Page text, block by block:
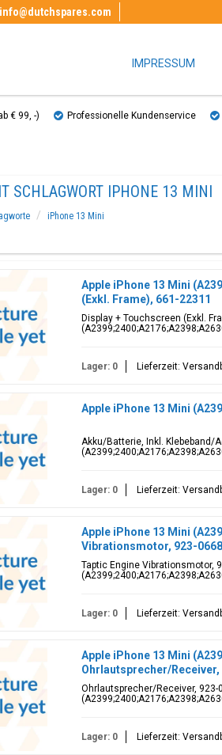
info@dutchspares.com
IMPRESSUM
€ 99, ​​-) Professionelle Kundenservice
SCHLAGWORT IPHONE 13 MINI
iPhone 13 Mini
Apple iPhone 13 Mini
(Exkl. Frame), 661-22311
Display + Touchscreen (Exkl.
Lager: 0 Lieferzeit:
Apple iPhone 13 Mini
Akku/Batterie, Inkl. Klebeband/
Lager: 0 Lieferzeit:
Apple iPhone 13 Mini
Vibrationsmotor, 923-
Taptic Engine Vibrationsmotor,
Lager: 0 Lieferzeit:
Apple iPhone 13 Mini
Ohrlautsprecher/Receiver,
Ohrlautsprecher/Receiver, 923-
Lager: 0 Lieferzeit: